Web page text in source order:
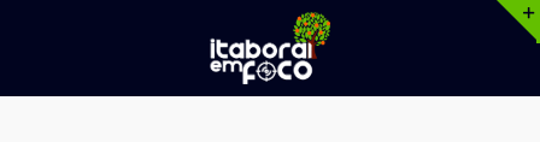
o